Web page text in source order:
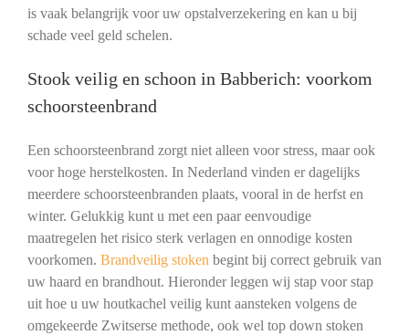
is vaak belangrijk voor uw opstalverzekering en kan u bij
schade veel geld schelen.
Stook veilig en schoon in Babberich: voorkom
schoorsteenbrand
Een schoorsteenbrand zorgt niet alleen voor stress, maar ook
voor hoge herstelkosten. In Nederland vinden er dagelijks
meerdere schoorsteenbranden plaats, vooral in de herfst en
winter. Gelukkig kunt u met een paar eenvoudige
maatregelen het risico sterk verlagen en onnodige kosten
voorkomen. Brandveilig stoken begint bij correct gebruik van
uw haard en brandhout. Hieronder leggen wij stap voor stap
uit hoe u uw houtkachel veilig kunt aansteken volgens de
omgekeerde Zwitserse methode, ook wel top down stoken